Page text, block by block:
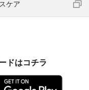
ケア
ドはコチラ